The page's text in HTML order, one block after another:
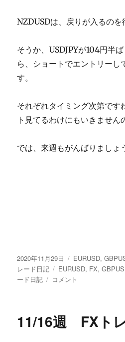
NZDUSDは、戻りが入るのを
そうか、USDJPYが104円半
ら、ショートでエントリーし
す。
それぞれタイミング次第です
ト見てるわけにもいきません
では、来週もがんばりましょ
投
稿
日:
2020年11月29日
カ
テ
ゴ
EURUSD,
レード日記
タ
グ
EURUSD, FX,
ード日記
11/23
レ
ー
コメント
11/16週 FXト